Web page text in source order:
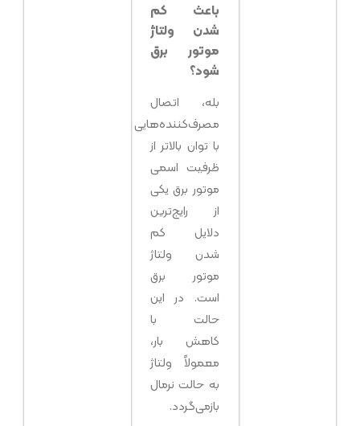
باعث کم
شدن ولتاژ
موتور برق
شود؟
بله، اتصال
مصرف‌کننده‌هایی
با توان بالاتر از
ظرفیت اسمی
موتور برق یکی
از رایج‌ترین
دلایل کم
شدن ولتاژ
موتور برق
است. در این
حالت با
کاهش بار،
معمولاً ولتاژ
به حالت نرمال
بازمی‌گردد.